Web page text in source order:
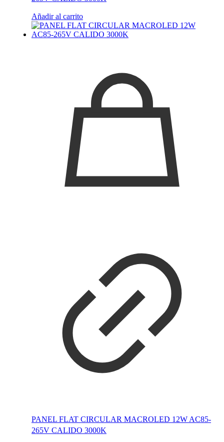
Añadir al carrito
PANEL FLAT CIRCULAR MACROLED 12W AC85-
265V CALIDO 3000K